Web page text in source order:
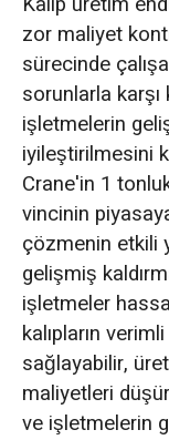
zor maliyet
sürecinde
sorunlarla karşı
işletmelerin
iyileştirilmesini
Crane'in 1
vincinin
çözmenin etkili
gelişmiş
işletmeler
kalıpların
sağlayabilir,
maliyetleri
ve işletmelerin